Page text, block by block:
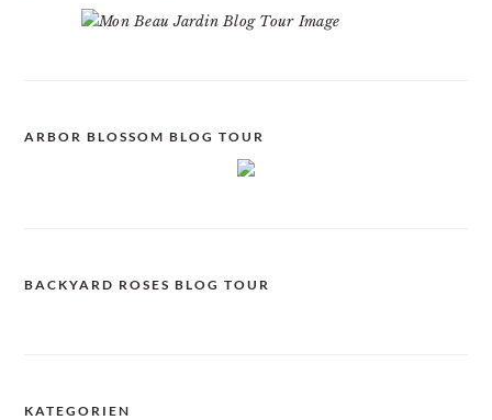
ARBOR BLOSSOM BLOG TOUR
BACKYARD ROSES BLOG TOUR
KATEGORIEN